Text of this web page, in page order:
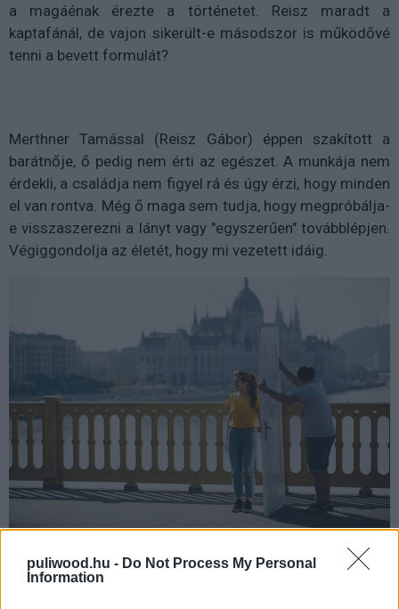
puliwood.hu - Do Not Process My Personal
Information
a magáénak érezte a történetet. Reisz maradt a
kaptafánál, de vajon sikerült-e másodszor is működővé
tenni a bevett formulát?
Merthner Tamással (Reisz Gábor) éppen szakított a
barátnője, ő pedig nem érti az egészet. A munkája nem
érdekli, a családja nem figyel rá és úgy érzi, hogy minden
el van rontva. Még ő maga sem tudja, hogy megpróbálja-
e visszaszerezni a lányt vagy "egyszerűen" továbblépjen.
Végiggondolja az életét, hogy mi vezetett idáig.
Reisz ezúttal a rendezés és az írás mellett a főszerepet
is magára vállalta. Ez van, hogy a visszájára fordul egy